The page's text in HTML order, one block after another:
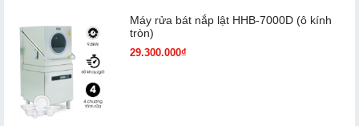
Máy rửa bát nắp lật HHB-7000D (ô kính
tròn)
29.300.000₫